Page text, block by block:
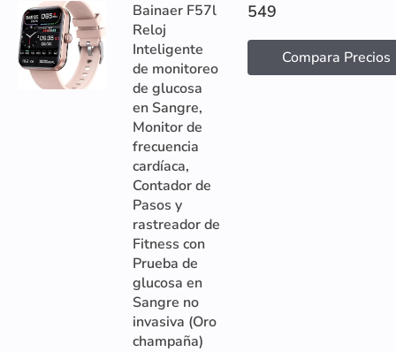
Bainaer F57l
Reloj
Inteligente
de monitoreo
de glucosa
en Sangre,
Monitor de
frecuencia
cardíaca,
Contador de
Pasos y
rastreador de
Fitness con
Prueba de
glucosa en
Sangre no
invasiva (Oro
champaña)
549
Compara Precios